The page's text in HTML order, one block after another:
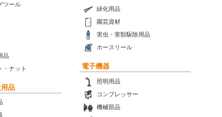
ツール
品
・ナット
緑化用品
園芸資材
害虫・害獣駆除用品
ホースリール
電子機器
照明用品
コンプレッサー
機械部品
品